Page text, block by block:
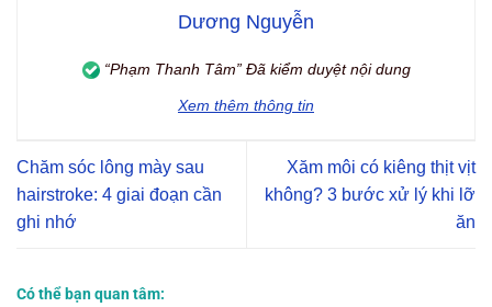
Dương Nguyễn
“Phạm Thanh Tâm” Đã kiểm duyệt nội dung
Xem thêm thông tin
Chăm sóc lông mày sau
hairstroke: 4 giai đoạn cần
ghi nhớ
Xăm môi có kiêng thịt vịt
không? 3 bước xử lý khi lỡ
ăn
Có thể bạn quan tâm: